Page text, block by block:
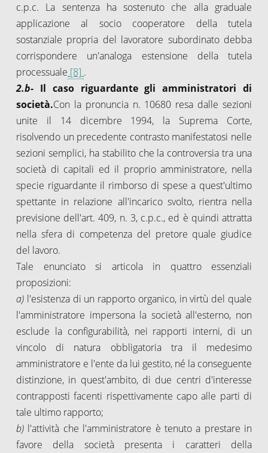
c.p.c. La sentenza ha sostenuto che alla graduale
applicazione al socio cooperatore della tutela
sostanziale propria del lavoratore subordinato debba
corrispondere un'analoga estensione della tutela
processuale [8] .
2.b- Il caso riguardante gli amministratori di
società.Con la pronuncia n. 10680 resa dalle sezioni
unite il 14 dicembre 1994, la Suprema Corte,
risolvendo un precedente contrasto manifestatosi nelle
sezioni semplici, ha stabilito che la controversia tra una
società di capitali ed il proprio amministratore, nella
specie riguardante il rimborso di spese a quest'ultimo
spettante in relazione all'incarico svolto, rientra nella
previsione dell'art. 409, n. 3, c.p.c., ed è quindi attratta
nella sfera di competenza del pretore quale giudice
del lavoro.
Tale enunciato si articola in quattro essenziali
proposizioni:
a) l'esistenza di un rapporto organico, in virtù del quale
l'amministratore impersona la società all'esterno, non
esclude la configurabilità, nei rapporti interni, di un
vincolo di natura obbligatoria tra il medesimo
amministratore e l'ente da lui gestito, né la conseguente
distinzione, in quest'ambito, di due centri d'interesse
contrapposti facenti rispettivamente capo alle parti di
tale ultimo rapporto;
b) l'attività che l'amministratore è tenuto a prestare in
favore della società presenta i caratteri della